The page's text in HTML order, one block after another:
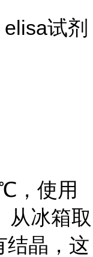
试剂
，使用
从冰箱取
结晶，这